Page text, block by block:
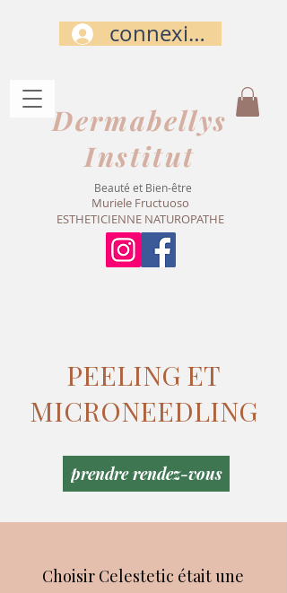
Dermabellys​
Institut
connexion
Muriele Fructuoso
ESTHETICIENNE NATUROPATHE
Beauté et Bien-être
PEELING ET
MICRONEEDLING
prendre rendez-vous
Choisir Celestetic était une